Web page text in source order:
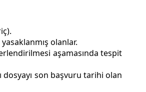
olanlar.
aşamasında tespit
son başvuru tarihi olan